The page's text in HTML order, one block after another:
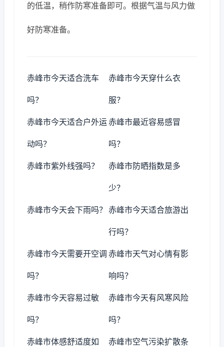
的低温，稍作防寒准备即可。根据气温与风力做
好防寒准备。
赤峰市今天适合洗车
吗？
赤峰市今天穿什么衣
服？
赤峰市今天适合户外运
动吗？
赤峰市最近容易感冒
吗？
赤峰市紫外线强吗？ 赤峰市防晒指数是多
少？
赤峰市今天会下雨吗？ 赤峰市今天适合旅游出
行吗？
赤峰市今天需要开空调
吗？
赤峰市天气对心情有影
响吗？
赤峰市今天容易过敏
吗？
赤峰市今天有风寒风险
吗？
赤峰市体感舒适度如 赤峰市空气污染扩散条